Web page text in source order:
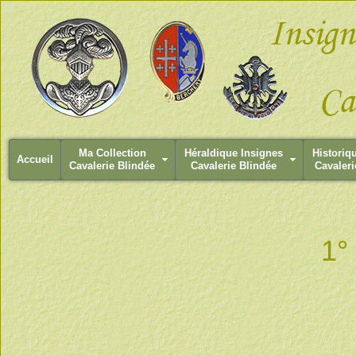
Accueil
Ma Collection
Cavalerie Blindée
Héraldique Insignes
Cavalerie Blindée